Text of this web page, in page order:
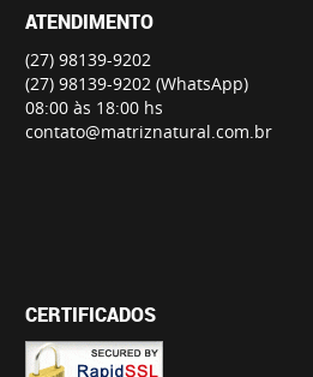
ATENDIMENTO
(27) 98139-9202
(27) 98139-9202 (WhatsApp)
08:00 às 18:00 hs
contato@matriznatural.com.br
CERTIFICADOS